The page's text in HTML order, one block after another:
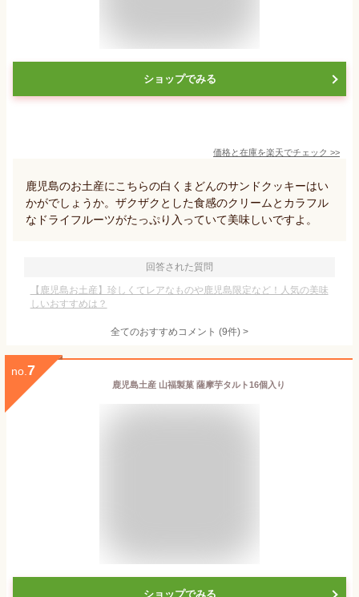
ショップでみる
価格と在庫を楽天でチェック >>
鹿児島のお土産にこちらの白くまどんのサンドクッキーはい
かがでしょうか。ザクザクとした食感のクリームとカラフル
なドライフルーツがたっぷり入っていて美味しいですよ。
回答された質問
【鹿児島お土産】珍しくてレアなものや鹿児島限定など！人気の美味
しいおすすめは？
全てのおすすめコメント (9件) >
no. 7
鹿児島土産 山福製菓 薩摩芋タルト16個入り
ショップでみる